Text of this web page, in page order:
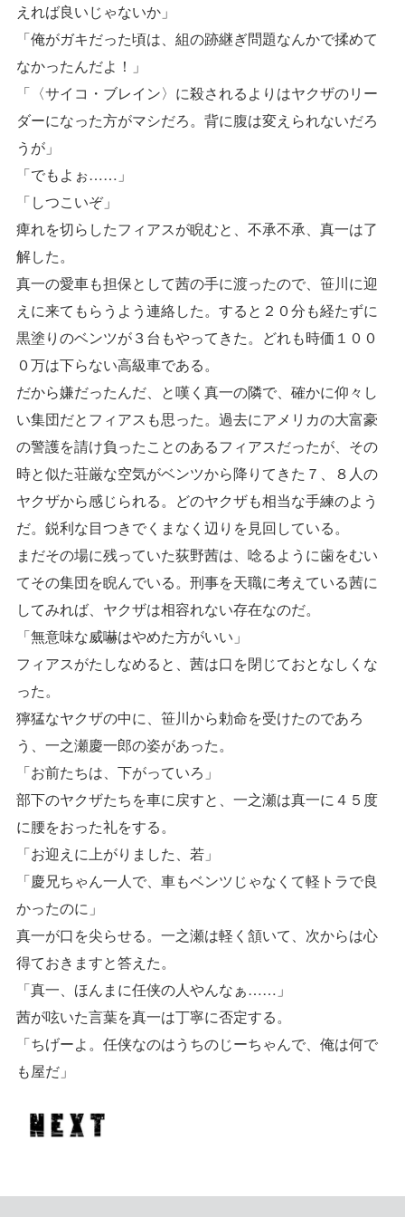
えれば良いじゃないか」
「俺がガキだった頃は、組の跡継ぎ問題なんかで揉めて
なかったんだよ！」
「〈サイコ・ブレイン〉に殺されるよりはヤクザのリー
ダーになった方がマシだろ。背に腹は変えられないだろ
うが」
「でもよぉ……」
「しつこいぞ」
痺れを切らしたフィアスが睨むと、不承不承、真一は了
解した。
真一の愛車も担保として茜の手に渡ったので、笹川に迎
えに来てもらうよう連絡した。すると２０分も経たずに
黒塗りのベンツが３台もやってきた。どれも時価１００
０万は下らない高級車である。
だから嫌だったんだ、と嘆く真一の隣で、確かに仰々し
い集団だとフィアスも思った。過去にアメリカの大富豪
の警護を請け負ったことのあるフィアスだったが、その
時と似た荘厳な空気がベンツから降りてきた７、８人の
ヤクザから感じられる。どのヤクザも相当な手練のよう
だ。鋭利な目つきでくまなく辺りを見回している。
まだその場に残っていた荻野茜は、唸るように歯をむい
てその集団を睨んでいる。刑事を天職に考えている茜に
してみれば、ヤクザは相容れない存在なのだ。
「無意味な威嚇はやめた方がいい」
フィアスがたしなめると、茜は口を閉じておとなしくな
った。
獰猛なヤクザの中に、笹川から勅命を受けたのであろ
う、一之瀬慶一郎の姿があった。
「お前たちは、下がっていろ」
部下のヤクザたちを車に戻すと、一之瀬は真一に４５度
に腰をおった礼をする。
「お迎えに上がりました、若」
「慶兄ちゃん一人で、車もベンツじゃなくて軽トラで良
かったのに」
真一が口を尖らせる。一之瀬は軽く頷いて、次からは心
得ておきますと答えた。
「真一、ほんまに任侠の人やんなぁ……」
茜が呟いた言葉を真一は丁寧に否定する。
「ちげーよ。任侠なのはうちのじーちゃんで、俺は何で
も屋だ」